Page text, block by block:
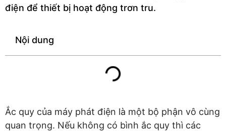
điện để thiết bị hoạt động trơn tru.
Nội dung
Ắc quy của máy phát điện là một bộ phận vô cùng
quan trọng. Nếu không có bình ắc quy thì các